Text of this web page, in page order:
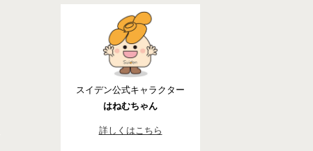
スイデン公式キャラクター
はねむちゃん
詳しくはこちら